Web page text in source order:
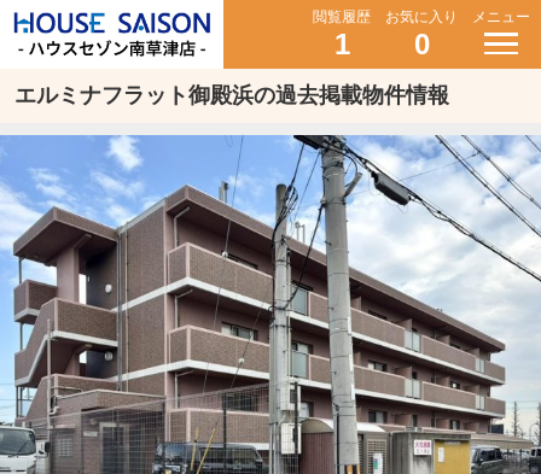
閲覧履歴
1
お気に入り
0
メニュー
エルミナフラット御殿浜の過去掲載物件情報